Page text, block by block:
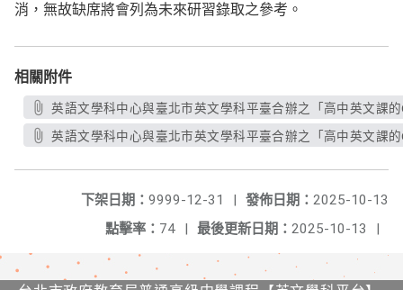
消，無故缺席將會列為未來研習錄取之參考。
相關附件
英語文學科中心與臺北市英文學科平臺合辦之「高中英文課
英語文學科中心與臺北市英文學科平臺合辦之「高中英文課
發佈日期： 2025-10-13
下架日期： 9999-12-31
|
最後更新日期： 2025-10-13 |
點擊率： 74 |